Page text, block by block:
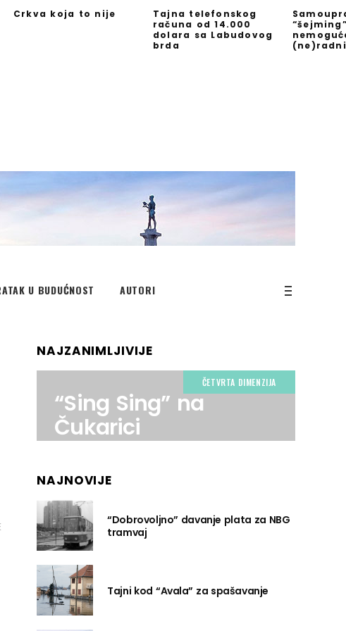
Crkva koja to nije
Tajna telefonskog
računa od 14.000
dolara sa Labudovog
brda
U BUDUĆNOST AUTORI
NAJZANIMLJIVIJE
ČETVRTA DIMENZIJA
“Sing Sing” na
Čukarici
NAJNOVIJE
“Dobrovoljno” davanje plata za NBG
tramvaj
Tajni kod “Avala” za spašavanje